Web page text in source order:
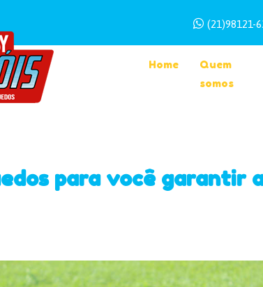
(21)98121-
Home
Quem
somos
para você garantir